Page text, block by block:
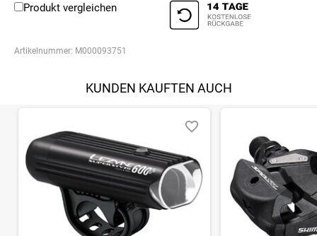
Produkt vergleichen
Artikelnummer: M000093751
KUNDEN KAUFTEN AUCH